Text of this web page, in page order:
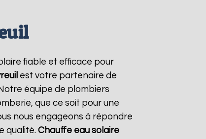
fiable et efficace pour
est votre partenaire de
équipe de plombiers
que ce soit pour une
nous engageons à répondre
qualité. Chauffe eau solaire